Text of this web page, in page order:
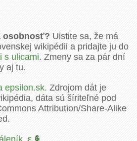
osobnosť?Uistite sa, že má
wikipédii a pridajte ju do
s ulicami. Zmeny sa za pár dní
aj tu.
epsilon.sk.Zdrojom dát je
dáta sú šíriteľné pod
Attribution/Share-Alike